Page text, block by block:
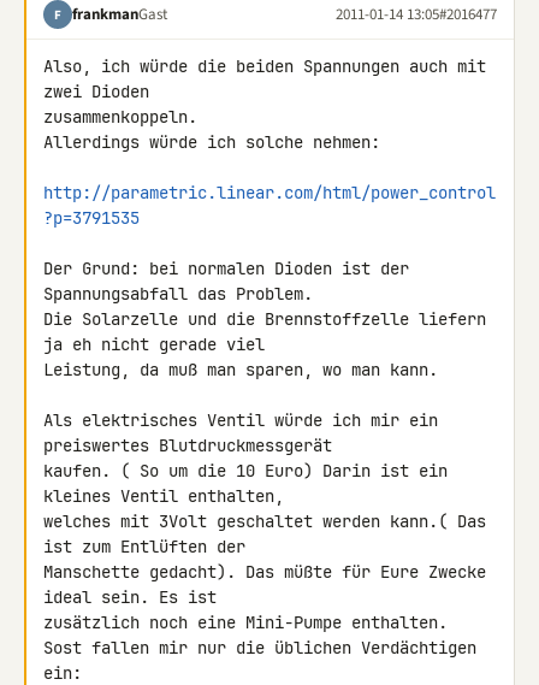
F frankmanGast 2011-01-14 13:05#2016477
Also, ich würde die beiden Spannungen auch mit
zwei Dioden
zusammenkoppeln.
Allerdings würde ich solche nehmen:
http://parametric.linear.com/html/power_control
?p=3791535
Der Grund: bei normalen Dioden ist der
Spannungsabfall das Problem.
Die Solarzelle und die Brennstoffzelle liefern
ja eh nicht gerade viel
Leistung, da muß man sparen, wo man kann.
Als elektrisches Ventil würde ich mir ein
preiswertes Blutdruckmessgerät
kaufen. ( So um die 10 Euro) Darin ist ein
kleines Ventil enthalten,
welches mit 3Volt geschaltet werden kann.( Das
ist zum Entlüften der
Manschette gedacht). Das müßte für Eure Zwecke
ideal sein. Es ist
zusätzlich noch eine Mini-Pumpe enthalten.
Sost fallen mir nur die üblichen Verdächtigen
ein: